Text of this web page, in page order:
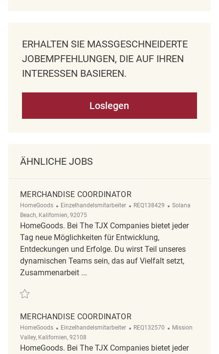
ERHALTEN SIE MASSGESCHNEIDERTE J
OBEMPFEHLUNGEN, DIE AUF IHREN I
NTERESSEN BASIEREN.
Loslegen
ÄHNLICHE JOBS
MERCHANDISE COORDINATOR
HomeGoods Kategorie
Einzelhandelsmitarbeiter ReqId
REQ138429 Ort
Solana
Beach, Kalifornien, 92075
HomeGoods. Bei The TJX Companies bietet jeder
Tag neue Möglichkeiten für Entwicklung,
Entdeckungen und Erfolge. Du wirst Teil unseres
dynamischen Teams sein, das auf Vielfalt setzt,
Zusammenarbeit ...
Retten Merchandise Coordinator REQ138429
MERCHANDISE COORDINATOR
HomeGoods Kategorie
Einzelhandelsmitarbeiter ReqId
REQ132570 Ort
Mission
Valley, Kalifornien, 92108
HomeGoods. Bei The TJX Companies bietet jeder